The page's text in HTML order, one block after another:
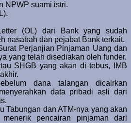
NPWP suami istri.
(OL) dari Bank yang sudah
nasabah dan pejabat Bank terkait.
Perjanjian Pinjaman Uang dan
yang telah disediakan oleh funder.
SHGB yang akan di tebus, IMB
dana talangan dicairkan
data pribadi asli dari
Tabungan dan ATM-nya yang akan
pencairan pinjaman dari